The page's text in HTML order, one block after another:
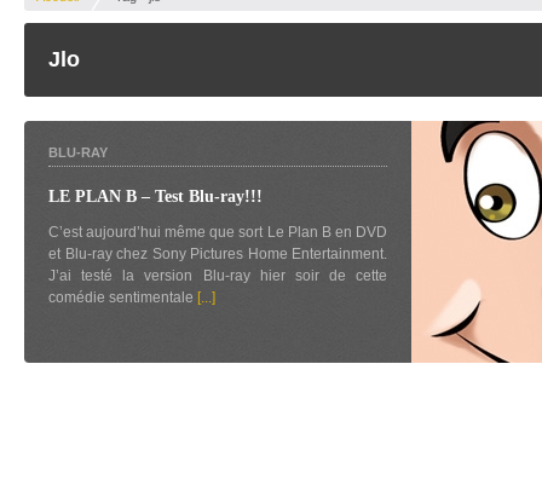
Jlo
BLU-RAY
LE PLAN B – Test Blu-ray!!!
C’est aujourd’hui même que sort Le Plan B en DVD
et Blu-ray chez Sony Pictures Home Entertainment.
J’ai testé la version Blu-ray hier soir de cette
comédie sentimentale [...]